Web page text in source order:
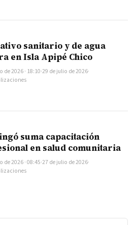
sanitario y de agua
en Isla Apipé Chico
de 2026 · 18:10·29 de julio de 2026·
suma capacitación
en salud comunitaria
de 2026 · 08:45·27 de julio de 2026·